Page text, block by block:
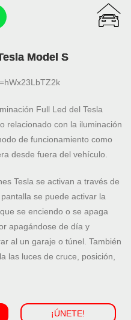
Model S
Full Led del Tesla
relacionado con la iluminación
de funcionamiento como
desde fuera del vehículo.
Tesla se activan a través de
se puede activar la
se enciendo o se apaga
apagándose de día y
al un garaje o túnel. También
las luces de cruce, posición,
¡ÚNETE!